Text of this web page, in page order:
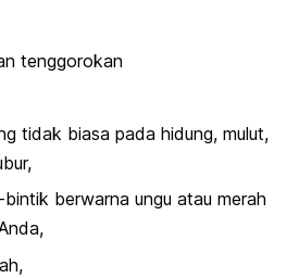
tenggorokan
tidak biasa pada hidung, mulut,
berwarna ungu atau merah